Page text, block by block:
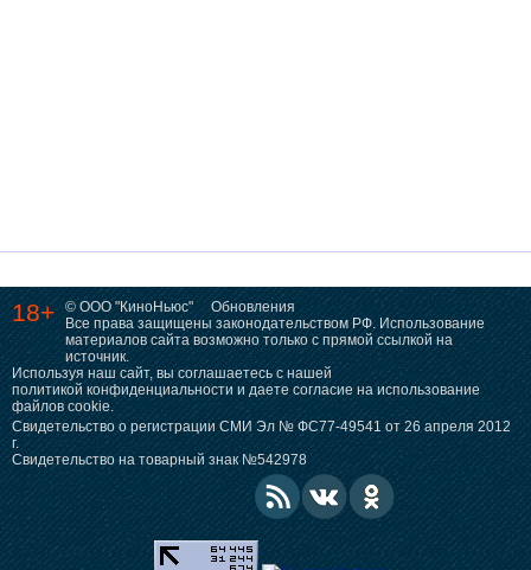
18+ © ООО "КиноНьюс"
Обновления
Все права защищены законодательством РФ. Использование
материалов сайта возможно только с прямой ссылкой на
источник.
Используя наш сайт, вы соглашаетесь с нашей
политикой конфиденциальности и даете согласие на использование
файлов cookie.
Свидетельство о регистрации СМИ Эл № ФС77-49541 от 26 апреля 2012
г.
Свидетельство на товарный знак №542978